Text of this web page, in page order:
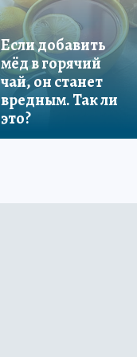
Если добавить
мёд в горячий
чай, он станет
вредным. Так ли
это?